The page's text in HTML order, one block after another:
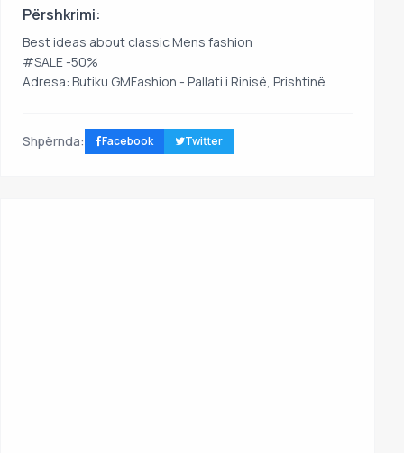
Përshkrimi:
Best ideas about classic Mens fashion
#SALE -50%
Adresa: Butiku GMFashion - Pallati i Rinisë, Prishtinë
Shpërnda: Facebook Twitter